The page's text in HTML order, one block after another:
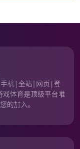
机|全站|网页|登
体育是顶级平台唯
的加入。